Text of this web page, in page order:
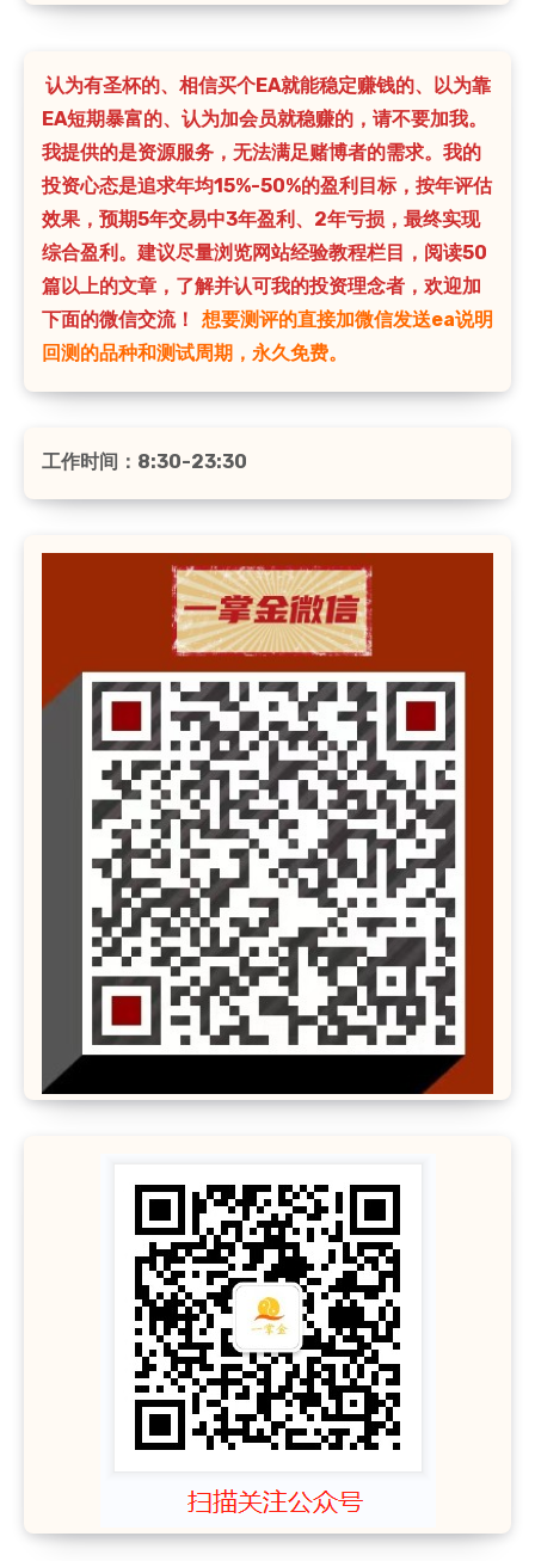
认为有圣杯的、相信买个EA就能稳定赚钱的、以为靠
EA短期暴富的、认为加会员就稳赚的，请不要加我。
我提供的是资源服务，无法满足赌博者的需求。我的
投资心态是追求年均15%-50%的盈利目标，按年评估
效果，预期5年交易中3年盈利、2年亏损，最终实现
综合盈利。建议尽量浏览网站经验教程栏目，阅读50
篇以上的文章，了解并认可我的投资理念者，欢迎加
下面的微信交流！
想要测评的直接加微信发送ea说明
回测的品种和测试周期，永久免费。
工作时间：8:30-23:30